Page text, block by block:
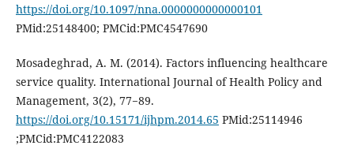
https://doi.org/10.1097/nna.0000000000000101
PMid:25148400; PMCid:PMC4547690
Mosadeghrad, A. M. (2014). Factors influencing healthcare
service quality. International Journal of Health Policy and
Management, 3(2), 77−89.
https://doi.org/10.15171/ijhpm.2014.65 PMid:25114946
;PMCid:PMC4122083